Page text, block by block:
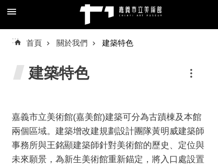
跳到主要內容區塊
進
搜
尋
關
於
我
們
::: 首頁 關於我們 建築特色
建築特色
嘉義市立美術館(嘉美館)建築可分為古蹟棟及本館
兩個區域。建築增改建規劃設計團隊黃明威建築師
事務所與王銘顯建築師針對美術館的歷史、定位與
未來願景，為新生美術館重新錨定，將入口處設置